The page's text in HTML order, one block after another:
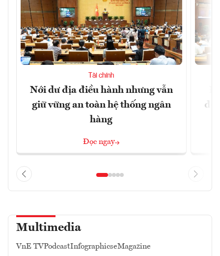
Tài chính
Nới dư địa điều hành nhưng vẫn
giữ vững an toàn hệ thống ngân
hàng
Đọc ngay
Multimedia
VnE TVPodcastInfographicseMagazine